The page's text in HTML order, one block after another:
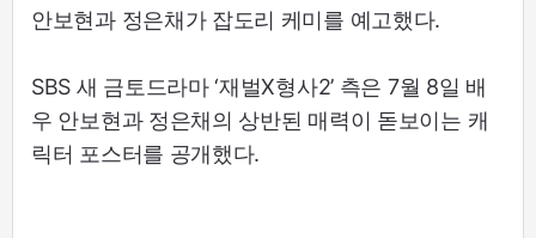
안보현과 정은채가 잡도리 케미를 예고했다.
SBS 새 금토드라마 ‘재벌X형사2’ 측은 7월 8일 배
우 안보현과 정은채의 상반된 매력이 돋보이는 캐
릭터 포스터를 공개했다.